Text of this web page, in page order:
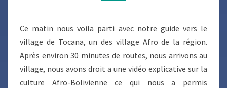
Ce matin nous voila parti avec notre guide vers le
village de Tocana, un des village Afro de la région.
Après environ 30 minutes de routes, nous arrivons au
village, nous avons droit a une vidéo explicative sur la
culture Afro-Bolivienne ce qui nous a permis